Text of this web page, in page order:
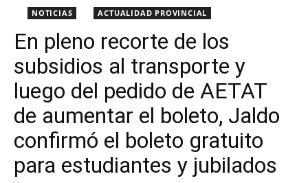
Jardín
NOTICIAS ACTUALIDAD PROVINCIAL
En pleno recorte de los
subsidios al transporte y
luego del pedido de AETAT
de aumentar el boleto, Jaldo
confirmó el boleto gratuito
para estudiantes y jubilados